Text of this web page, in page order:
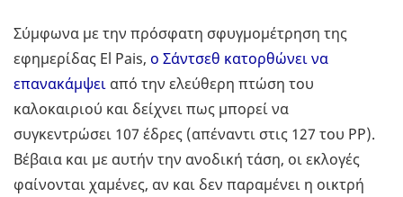
Σύμφωνα με την πρόσφατη σφυγμομέτρηση της
εφημερίδας El Pais, ο Σάντσεθ κατορθώνει να
επανακάμψει από την ελεύθερη πτώση του
καλοκαιριού και δείχνει πως μπορεί να
συγκεντρώσει 107 έδρες (απέναντι στις 127 του ΡΡ).
Βέβαια και με αυτήν την ανοδική τάση, οι εκλογές
φαίνονται χαμένες, αν και δεν παραμένει η οικτρή